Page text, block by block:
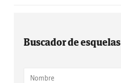
Buscador de esquelas